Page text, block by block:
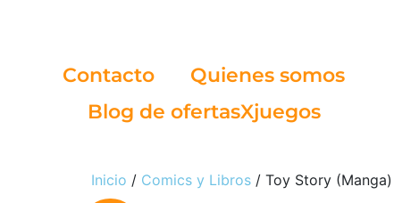
Contacto
Quienes somos
Blog de ofertasXjuegos
Inicio / Comics y Libros / Toy Story